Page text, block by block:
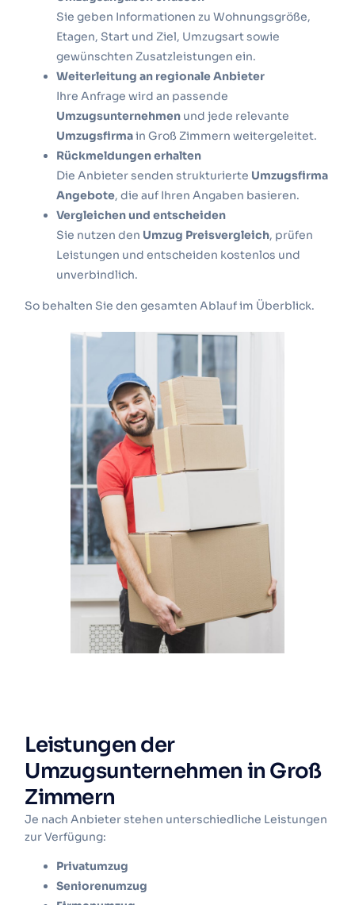
Sie geben Informationen zu Wohnungsgröße,
Etagen, Start und Ziel, Umzugsart sowie
gewünschten Zusatzleistungen ein.
Weiterleitung an regionale Anbieter
Ihre Anfrage wird an passende
Umzugsunternehmen und jede relevante
Umzugsfirmain Groß Zimmern weitergeleitet.
Rückmeldungen erhalten
Die Anbieter senden strukturierte Umzugsfirma
Angebote, die auf Ihren Angaben basieren.
Vergleichen und entscheiden
Sie nutzen den Umzug Preisvergleich, prüfen
Leistungen und entscheiden kostenlos und
unverbindlich.
So behalten Sie den gesamten Ablauf im Überblick.
Leistungen der
Umzugsunternehmen in Groß
Zimmern
Je nach Anbieter stehen unterschiedliche Leistungen
zur Verfügung:
Privatumzug
Seniorenumzug